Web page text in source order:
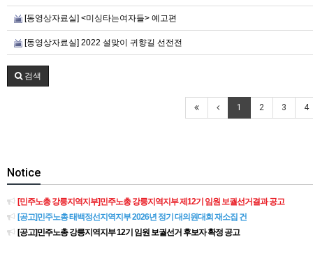
[동영상자료실] <미싱타는여자들> 예고편
[동영상자료실] 2022 설맞이 귀향길 선전전
검색
1 2 3 4
Notice
[민주노총 강릉지역지부]민주노총 강릉지역지부 제12기 임원 보궐선거결과 공고
[공고]민주노총 태백정선지역지부 2026년 정기 대의원대회 재소집 건
[공고]민주노총 강릉지역지부 12기 임원 보궐선거 후보자 확정 공고